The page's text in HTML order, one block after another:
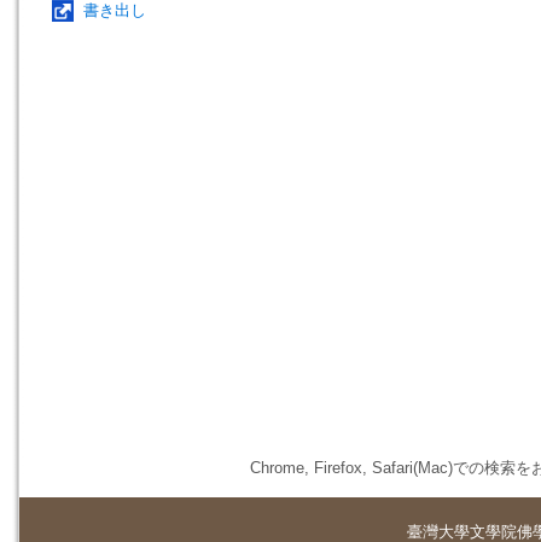
書き出し
Chrome, Firefox, Safari(Mac)での検索を
臺灣大學文學院佛